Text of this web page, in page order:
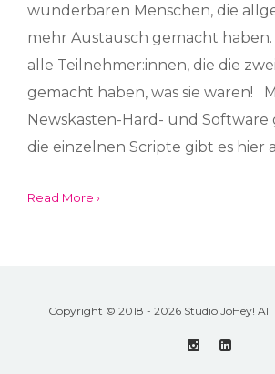
wunderbaren Menschen, die
mehr Austausch gemacht haben.
alle Teilnehmer:innen, die die
gemacht haben, was sie waren!
Newskasten-Hard- und Software
die einzelnen Scripte gibt es hier
Read More ›
Copyright © 2018 - 2026 Studio JoHey! All